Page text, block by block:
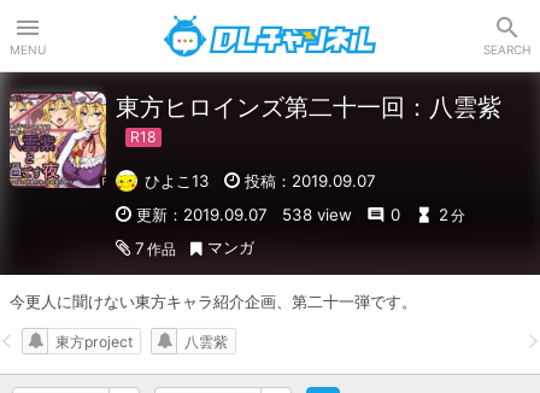
MENU SEARCH
東方ヒロインズ第二十一回：八雲紫
ひよこ13
投稿：2019.09.07
更新：2019.09.07
538 view 0 2 分
7 作品 マンガ
今更人に聞けない東方キャラ紹介企画、第二十一弾です。
東方project 八雲紫